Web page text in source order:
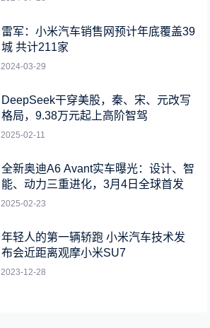
雷军：小米汽车销售网预计年底覆盖39
城 共计211家
2024-03-29
DeepSeek干穿美股，秦、宋、元改写
格局，9.38万元起上高阶智驾
2025-02-11
全新奥迪A6 Avant实车曝光：设计、智
能、动力三重进化，3月4日全球首发
2025-02-23
年轻人的第一辆轿跑 小米汽车技术发
布会近距离观摩小米SU7
2023-12-28